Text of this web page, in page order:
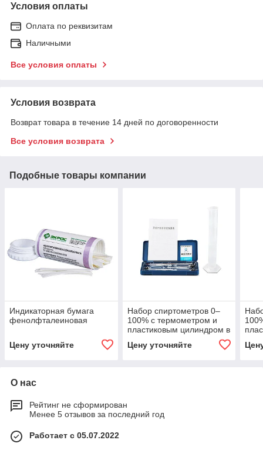
Условия оплаты
Оплата по реквизитам
Наличными
Все условия оплаты
Условия возврата
Возврат товара в течение 14 дней по договоренности
Все условия возврата
Подобные товары компании
Индикаторная бумага
фенолфталеиновая
Цену уточняйте
Набор спиртометров 0–
100% с термометром и
пластиковым цилиндром в
Цену уточняйте
О нас
Рейтинг не сформирован
Менее 5 отзывов за последний год
Работает с 05.07.2022